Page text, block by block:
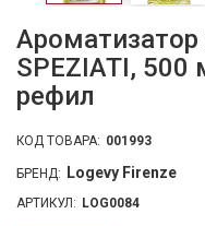
Ароматизатор
SPEZIATI,
рефил
КОД ТОВАРА: 001993
БРЕНД: Logevy Firenze
АРТИКУЛ: LOG0084